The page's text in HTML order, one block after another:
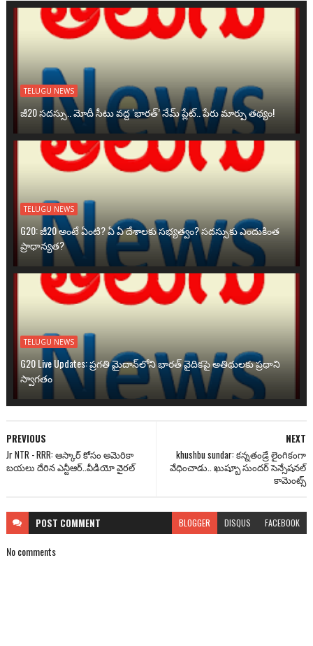
TELUGU NEWS
జీ20 సదస్సు.. మోదీ సీటు వద్ద ‘భారత్’ నేమ్ ప్లేట్‌.. పేరు మార్పు తథ్యం!
TELUGU NEWS
G20: జీ20 అంటే ఏంటి? ఏ ఏ దేశాలకు సభ్యత్వం? సదస్సుకు ఎందుకింత
ప్రాధాన్యత?
TELUGU NEWS
G20 Live Updates: ప్రగతి మైదాన్‌లోని భారత్ వైదికపై అతిథులకు ప్రధాని
స్వాగతం
NEXT
khushbu sundar: క‌న్న‌తండ్రే లైంగికంగా
వేధించాడు.. ఖుష్బూ సుంద‌ర్ సెన్సేష‌న‌ల్
కామెంట్స్
PREVIOUS
Jr NTR - RRR: ఆస్కార్ కోసం అమెరికా
బ‌య‌లు దేరిన ఎన్టీఆర్‌..వీడియో వైర‌ల్‌
POST COMMENT BLOGGER DISQUS FACEBOOK
No comments